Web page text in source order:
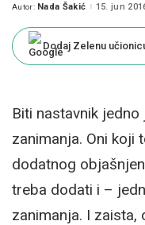
Posted
Autor: Nada Šakić 15. jun
Dodaj Zelenu
Biti nastavnik
zanimanja. Oni koji
dodatnog
treba dodati i –
zanimanja. I